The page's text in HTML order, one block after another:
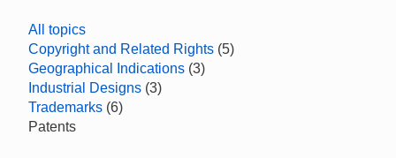
All topics
Copyright and Related Rights (5)
Geographical Indications (3)
Industrial Designs (3)
Trademarks (6)
Patents